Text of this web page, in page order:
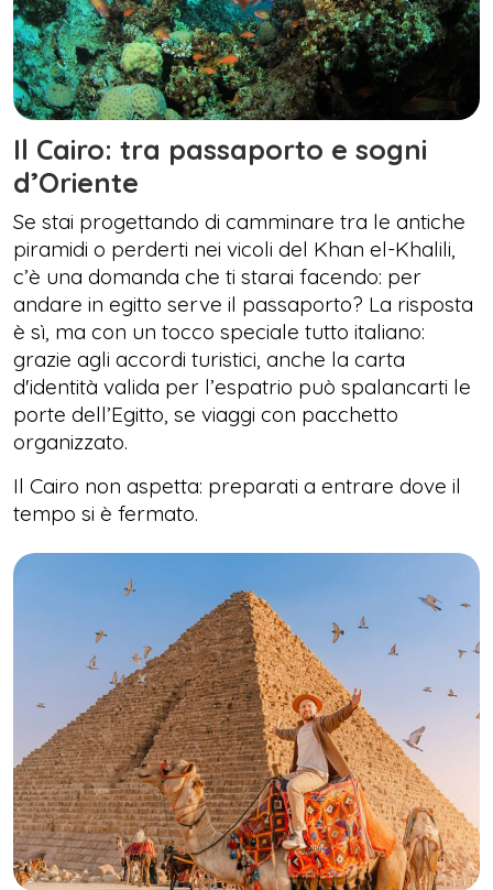
Il Cairo: tra passaporto e sogni
d’Oriente
Se stai progettando di camminare tra le antiche
piramidi o perderti nei vicoli del Khan el-Khalili,
c’è una domanda che ti starai facendo: per
andare in egitto serve il passaporto? La risposta
è sì, ma con un tocco speciale tutto italiano:
grazie agli accordi turistici, anche la carta
d'identità valida per l’espatrio può spalancarti le
porte dell’Egitto, se viaggi con pacchetto
organizzato.
Il Cairo non aspetta: preparati a entrare dove il
tempo si è fermato.